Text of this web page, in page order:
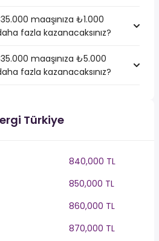
maaşınıza ₺1.000
fazla kazanacaksınız?
maaşınıza ₺5.000
fazla kazanacaksınız?
Türkiye
840,000 TL
850,000 TL
860,000 TL
870,000 TL